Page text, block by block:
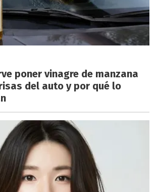
poner vinagre de manzana
del auto y por qué lo